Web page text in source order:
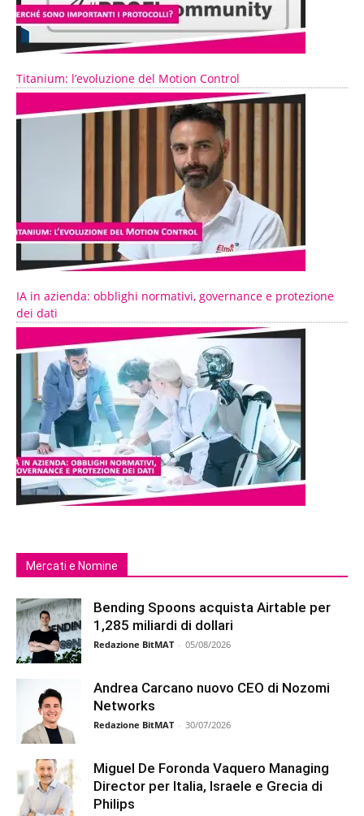
Titanium: l’evoluzione del Motion Control
IA in azienda: obblighi normativi, governance e protezione
dei dati
Mercati e Nomine
Bending Spoons acquista Airtable per
1,285 miliardi di dollari
Redazione BitMAT - 05/08/2026
Andrea Carcano nuovo CEO di Nozomi
Networks
Redazione BitMAT - 30/07/2026
Miguel De Foronda Vaquero Managing
Director per Italia, Israele e Grecia di
Philips